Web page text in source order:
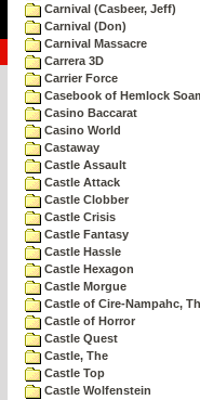
Carnival (Casbeer, Jeff)
Carnival (Don)
Carnival Massacre
Carrera 3D
Carrier Force
Casebook of Hemlock
Casino Baccarat
Casino World
Castaway
Castle Assault
Castle Attack
Castle Clobber
Castle Crisis
Castle Fantasy
Castle Hassle
Castle Hexagon
Castle Morgue
Castle of Cire-Nampahc,
Castle of Horror
Castle Quest
Castle, The
Castle Top
Castle Wolfenstein